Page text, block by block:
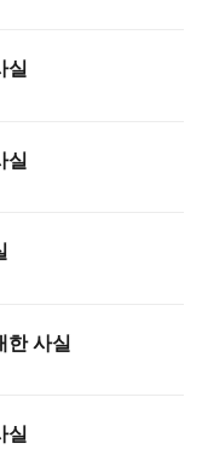
실
실
한 사실
실